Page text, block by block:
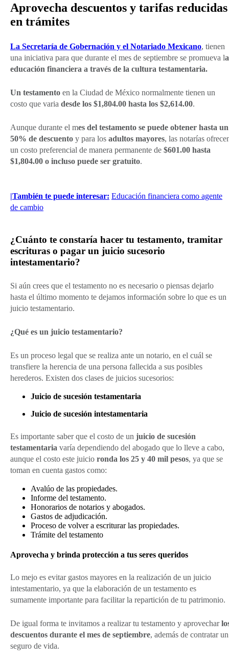
Aprovecha descuentos y tarifas reducidas
en trámites
La Secretaría de Gobernación y el Notariado Mexicano, tienen
una iniciativa para que durante el mes de septiembre se promueva la
educación financiera a través de la cultura testamentaria.
Un testamento en la Ciudad de México normalmente tienen un
costo que varia desde los $1,804.00 hasta los $2,614.00.
Aunque durante el mes del testamento se puede obtener hasta un
50% de descuento y para los adultos mayores, las notarías
un costo preferencial de manera permanente de $601.00 hasta
$1,804.00 o incluso puede ser gratuito.
|También te puede interesar: Educación financiera como agente
de cambio
¿Cuánto te constaría hacer tu testamento, tramitar
escrituras o pagar un juicio sucesorio
intestamentario?
Si aún crees que el testamento no es necesario o piensas dejarlo
hasta el último momento te dejamos información sobre lo que es un
juicio testamentario.
¿Qué es un juicio testamentario?
Es un proceso legal que se realiza ante un notario, en el cuál se
transfiere la herencia de una persona fallecida a sus posibles
herederos. Existen dos clases de juicios sucesorios:
Juicio de sucesión testamentaria
Juicio de sucesión intestamentaria
Es importante saber que el costo de un juicio de sucesión
testamentaria varía dependiendo del abogado que lo lleve a cabo,
aunque el costo este juicio ronda los 25 y 40 mil pesos, ya que se
toman en cuenta gastos como:
Avalúo de las propiedades.
Informe del testamento.
Honorarios de notarios y abogados.
Gastos de adjudicación.
Proceso de volver a escriturar las propiedades.
Trámite del testamento
Aprovecha y brinda protección a tus seres queridos
Lo mejo es evitar gastos mayores en la realización de un juicio
intestamentario, ya que la elaboración de un testamento es
sumamente importante para facilitar la repartición de tu patrimonio.
De igual forma te invitamos a realizar tu testamento y aprovechar
descuentos durante el mes de septiembre, además de contratar un
seguro de vida.